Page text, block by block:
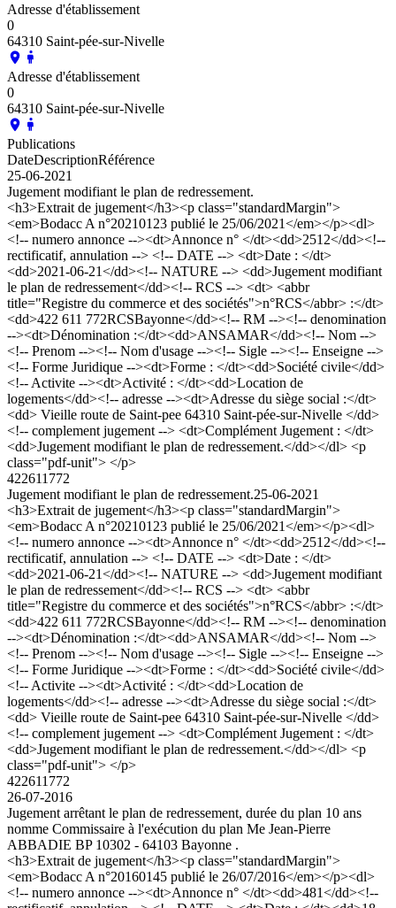
Adresse d'établissement
0
64310 Saint-pée-sur-Nivelle
Adresse d'établissement
0
64310 Saint-pée-sur-Nivelle
Publications
DateDescriptionRéférence
25-06-2021
Jugement modifiant le plan de redressement.
<h3>Extrait de jugement</h3><p class="standardMargin">
<em>Bodacc A n°20210123 publié le 25/06/2021</em></p><dl>
<!-- numero annonce --><dt>Annonce n° </dt><dd>2512</dd><!--
rectificatif, annulation --> <!-- DATE --> <dt>Date : </dt>
<dd>2021-06-21</dd><!-- NATURE --> <dd>Jugement modifiant
le plan de redressement</dd><!-- RCS --> <dt> <abbr
title="Registre du commerce et des sociétés">n°RCS</abbr> :</dt>
<dd>422 611 772RCSBayonne</dd><!-- RM --><!-- denomination
--><dt>Dénomination :</dt><dd>ANSAMAR</dd><!-- Nom -->
<!-- Prenom --><!-- Nom d'usage --><!-- Sigle --><!-- Enseigne -->
<!-- Forme Juridique --><dt>Forme : </dt><dd>Société civile</dd>
<!-- Activite --><dt>Activité : </dt><dd>Location de
logements</dd><!-- adresse --><dt>Adresse du siège social :</dt>
<dd> Vieille route de Saint-pee 64310 Saint-pée-sur-Nivelle </dd>
<!-- complement jugement --> <dt>Complément Jugement : </dt>
<dd>Jugement modifiant le plan de redressement.</dd></dl> <p
class="pdf-unit"> </p>
422611772
Jugement modifiant le plan de redressement.25-06-2021
<h3>Extrait de jugement</h3><p class="standardMargin">
<em>Bodacc A n°20210123 publié le 25/06/2021</em></p><dl>
<!-- numero annonce --><dt>Annonce n° </dt><dd>2512</dd><!--
rectificatif, annulation --> <!-- DATE --> <dt>Date : </dt>
<dd>2021-06-21</dd><!-- NATURE --> <dd>Jugement modifiant
le plan de redressement</dd><!-- RCS --> <dt> <abbr
title="Registre du commerce et des sociétés">n°RCS</abbr> :</dt>
<dd>422 611 772RCSBayonne</dd><!-- RM --><!-- denomination
--><dt>Dénomination :</dt><dd>ANSAMAR</dd><!-- Nom -->
<!-- Prenom --><!-- Nom d'usage --><!-- Sigle --><!-- Enseigne -->
<!-- Forme Juridique --><dt>Forme : </dt><dd>Société civile</dd>
<!-- Activite --><dt>Activité : </dt><dd>Location de
logements</dd><!-- adresse --><dt>Adresse du siège social :</dt>
<dd> Vieille route de Saint-pee 64310 Saint-pée-sur-Nivelle </dd>
<!-- complement jugement --> <dt>Complément Jugement : </dt>
<dd>Jugement modifiant le plan de redressement.</dd></dl> <p
class="pdf-unit"> </p>
422611772
26-07-2016
Jugement arrêtant le plan de redressement, durée du plan 10 ans
nomme Commissaire à l'exécution du plan Me Jean-Pierre
ABBADIE BP 10302 - 64103 Bayonne .
<h3>Extrait de jugement</h3><p class="standardMargin">
<em>Bodacc A n°20160145 publié le 26/07/2016</em></p><dl>
<!-- numero annonce --><dt>Annonce n° </dt><dd>481</dd><!--